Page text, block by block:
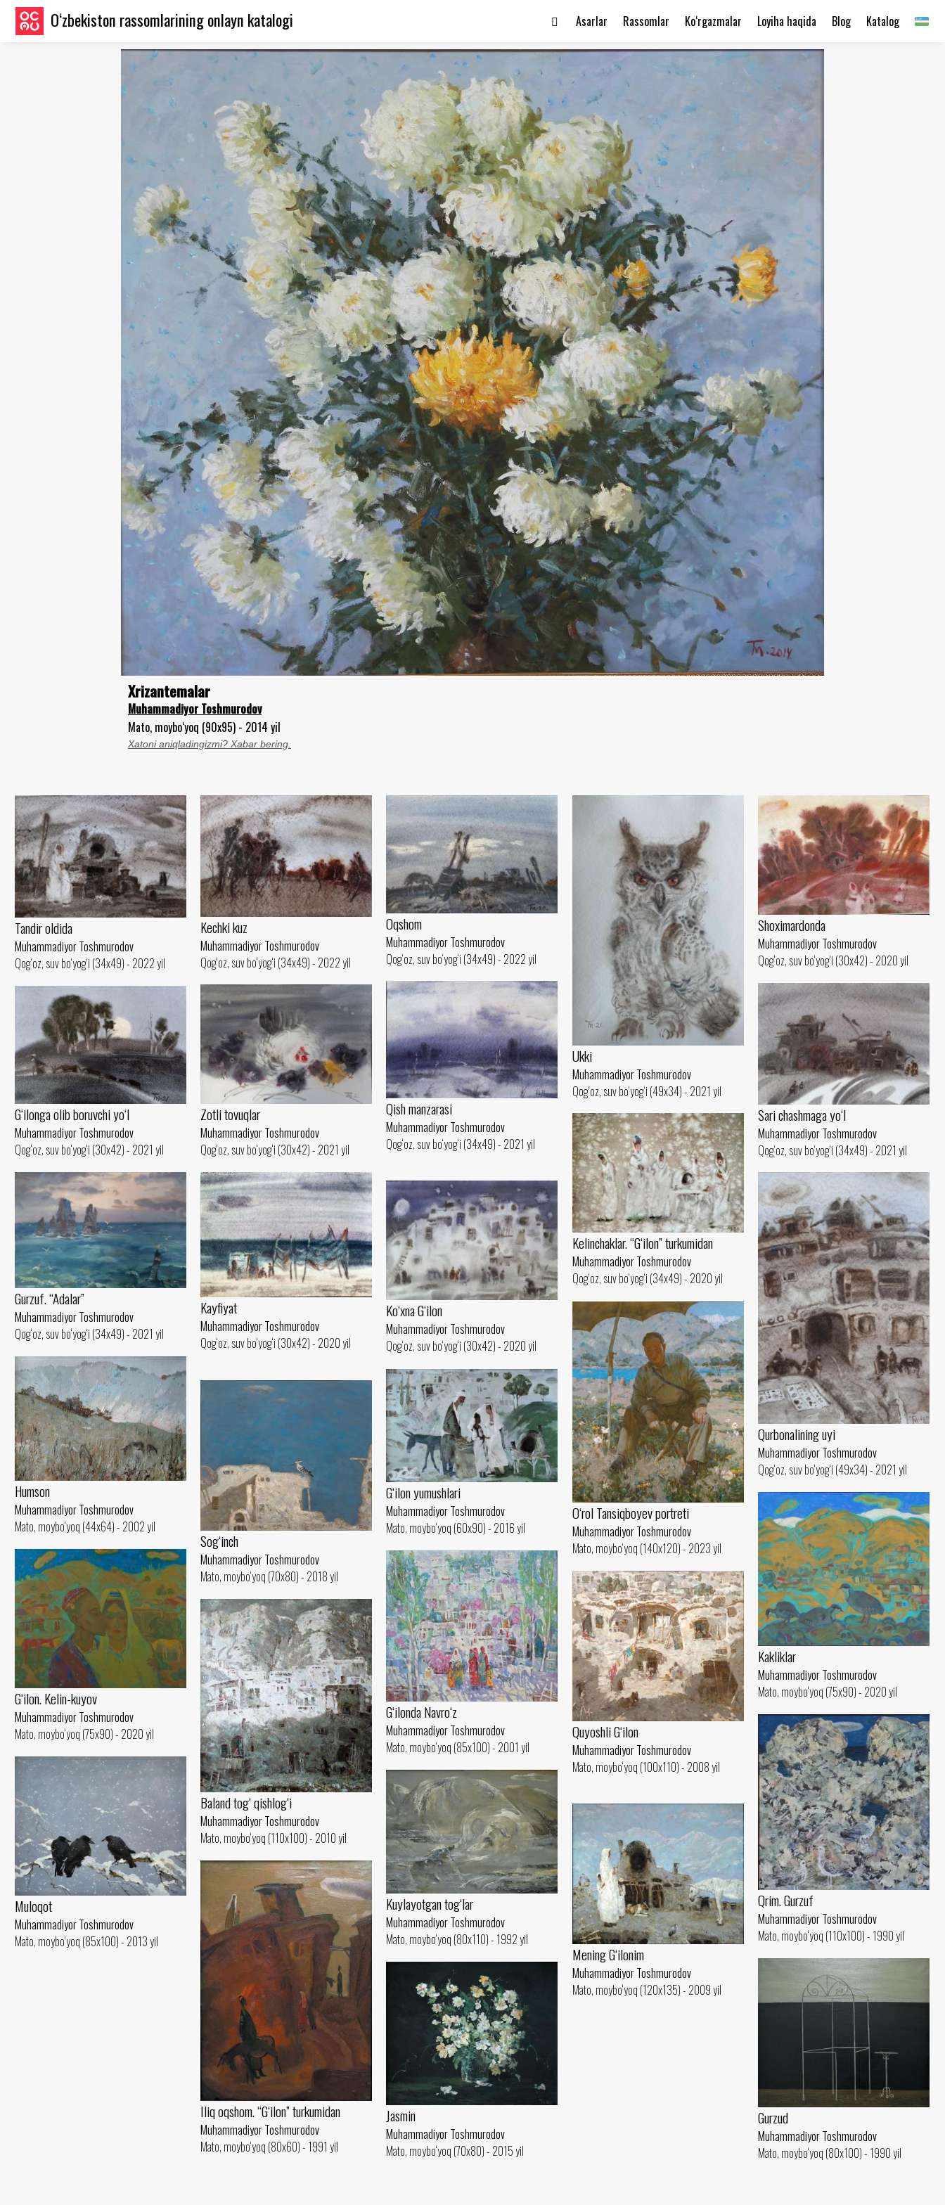
O‘zbekiston rassomlarining onlayn katalogi Katalog
Blog
Loyiha haqida
Ko‘rgazmalar
Rassomlar
Asarlar
Xrizantemalar
Muhammadiyor Toshmurodov
Mato, moybo‘yoq (90x95) - 2014 yil
Xatoni aniqladingizmi? Xabar bering.
Tandir oldida
Muhammadiyor Toshmurodov
Qog‘oz, suv bo‘yog‘i (34x49) - 2022 yil
Kechki kuz
Muhammadiyor Toshmurodov
Qog‘oz, suv bo‘yog‘i (34x49) - 2022 yil
Oqshom
Muhammadiyor Toshmurodov
Qog‘oz, suv bo‘yog‘i (34x49) - 2022 yil
Ukki
Muhammadiyor Toshmurodov
Qog‘oz, suv bo‘yog‘i (49x34) - 2021 yil
Shoximardonda
Muhammadiyor Toshmurodov
Qog‘oz, suv bo‘yog‘i (30x42) - 2020 yil
Qish manzarasi
Muhammadiyor Toshmurodov
Qog‘oz, suv bo‘yog‘i (34x49) - 2021 yil
Sari chashmaga yo‘l
Muhammadiyor Toshmurodov
Qog‘oz, suv bo‘yog‘i (34x49) - 2021 yil
Zotli tovuqlar
Muhammadiyor Toshmurodov
Qog‘oz, suv bo‘yog‘i (30x42) - 2021 yil
G‘ilonga olib boruvchi yo‘l
Muhammadiyor Toshmurodov
Qog‘oz, suv bo‘yog‘i (30x42) - 2021 yil
Kelinchaklar. “G‘ilon” turkumidan
Muhammadiyor Toshmurodov
Qog‘oz, suv bo‘yog‘i (34x49) - 2020 yil
Gurzuf. “Adalar”
Muhammadiyor Toshmurodov
Qog‘oz, suv bo‘yog‘i (34x49) - 2021 yil
Kayfiyat
Muhammadiyor Toshmurodov
Qog‘oz, suv bo‘yog‘i (30x42) - 2020 yil
Qurbonalining uyi
Muhammadiyor Toshmurodov
Qog‘oz, suv bo‘yog‘i (49x34) - 2021 yil
Ko‘xna G‘ilon
Muhammadiyor Toshmurodov
Qog‘oz, suv bo‘yog‘i (30x42) - 2020 yil
O‘rol Tansiqboyev portreti
Muhammadiyor Toshmurodov
Mato, moybo‘yoq (140x120) - 2023 yil
Humson
Muhammadiyor Toshmurodov
Mato, moybo‘yoq (44x64) - 2002 yil
G‘ilon yumushlari
Muhammadiyor Toshmurodov
Mato, moybo‘yoq (60x90) - 2016 yil
Sog‘inch
Muhammadiyor Toshmurodov
Mato, moybo‘yoq (70x80) - 2018 yil
Kakliklar
Muhammadiyor Toshmurodov
Mato, moybo‘yoq (75x90) - 2020 yil
G‘ilon. Kelin-kuyov
Muhammadiyor Toshmurodov
Mato, moybo‘yoq (75x90) - 2020 yil
G‘ilonda Navro‘z
Muhammadiyor Toshmurodov
Mato, moybo‘yoq (85x100) - 2001 yil
Quyoshli G‘ilon
Muhammadiyor Toshmurodov
Mato, moybo‘yoq (100x110) - 2008 yil
Baland tog‘ qishlog‘i
Muhammadiyor Toshmurodov
Mato, moybo‘yoq (110x100) - 2010 yil
Qrim. Gurzuf
Muhammadiyor Toshmurodov
Mato, moybo‘yoq (110x100) - 1990 yil
Muloqot
Muhammadiyor Toshmurodov
Mato, moybo‘yoq (85x100) - 2013 yil
Kuylayotgan tog‘lar
Muhammadiyor Toshmurodov
Mato, moybo‘yoq (80x110) - 1992 yil
Mening G‘ilonim
Muhammadiyor Toshmurodov
Mato, moybo‘yoq (120x135) - 2009 yil
Iliq oqshom. “G‘ilon” turkumidan
Muhammadiyor Toshmurodov
Mato, moybo‘yoq (80x60) - 1991 yil
Gurzud
Muhammadiyor Toshmurodov
Mato, moybo‘yoq (80x100) - 1990 yil
Jasmin
Muhammadiyor Toshmurodov
Mato, moybo‘yoq (70x80) - 2015 yil